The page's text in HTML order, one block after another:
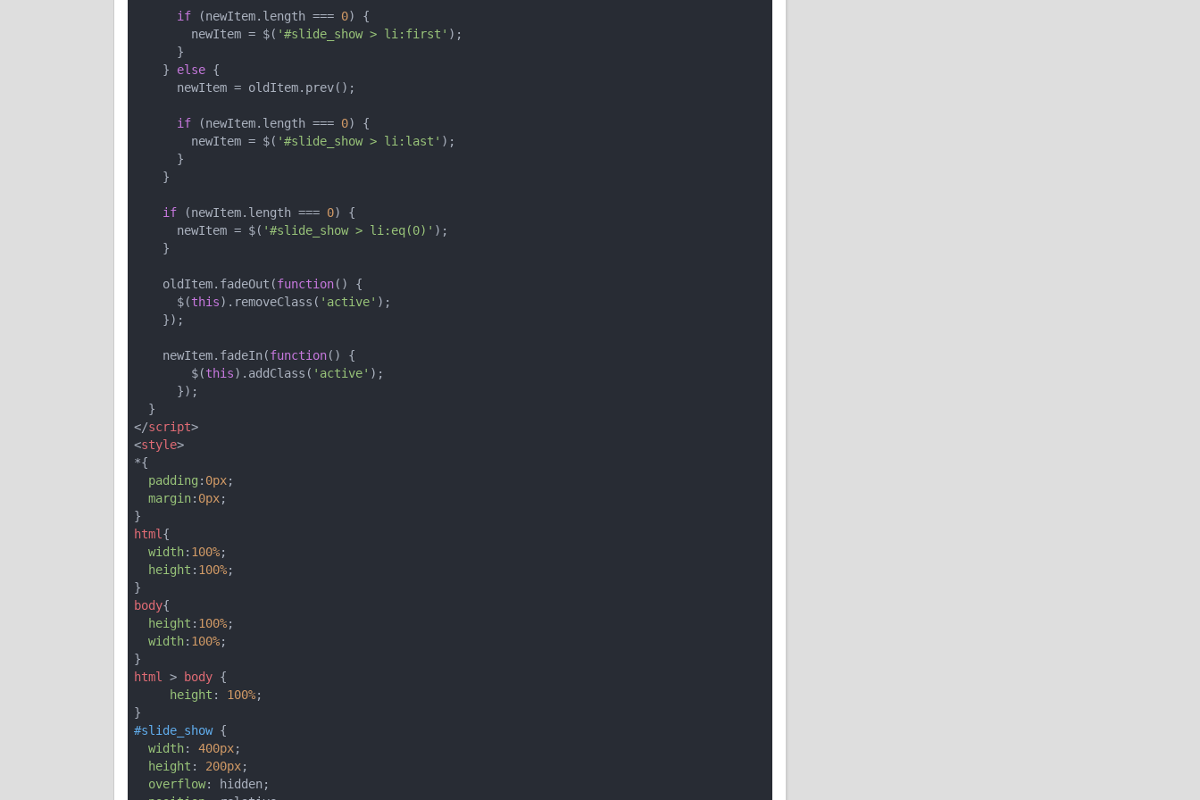
if (newItem.length === 0) {
        newItem = $(
'#slide_show > li:first' );
    }
else {
if (newItem.length === 0) {
        newItem = $(
'#slide_show > li:last' );
if (newItem.length === 0) {
      newItem = $(
'#slide_show > li:eq(0)' );
    oldItem.fadeOut(
function( ) {
      $(
this).removeClass( 'active' );
    newItem.fadeIn(
function( ) {
        $(
this).addClass( 'active' );
</script>
<style>
*{
padding : 0px;
margin: 0px;
html {
width: 100%;
height : 100%;
body{
height : 100%;
width: 100%;
html
> body {
height : 100%;
#slide_show {
width: 400px;
height : 200px;
overflow: hidden;